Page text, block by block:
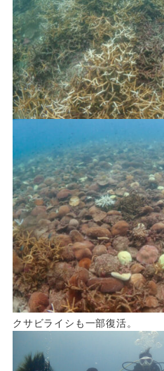
クサビライシも一部復活。